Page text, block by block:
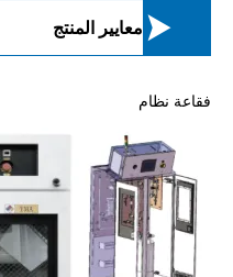
 معايير المنتج
فقاعة نظام